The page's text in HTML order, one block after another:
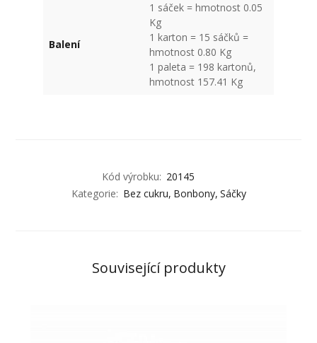
Balení
1 sáček = hmotnost 0.05
Kg
1 karton = 15 sáčků =
hmotnost 0.80 Kg
1 paleta = 198 kartonů,
hmotnost 157.41 Kg
Kód výrobku: 20145
Kategorie: Bez cukru Bonbony Sáčky
Související produkty